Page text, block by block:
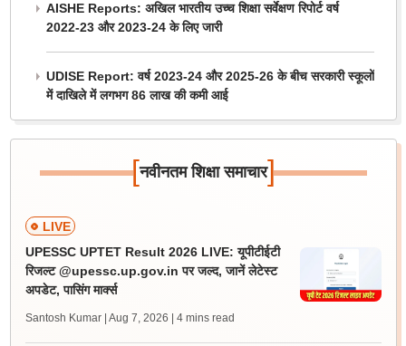
AISHE Reports: अखिल भारतीय उच्च शिक्षा सर्वेक्षण रिपोर्ट वर्ष
2022-23 और 2023-24 के लिए जारी
UDISE Report: वर्ष 2023-24 और 2025-26 के बीच सरकारी स्कूलों
में दाखिले में लगभग 86 लाख की कमी आई
[नवीनतम शिक्षा समाचार]
LIVE
UPESSC UPTET Result 2026 LIVE: यूपीटीईटी
रिजल्ट @upessc.up.gov.in पर जल्द, जानें लेटेस्ट
अपडेट, पासिंग मार्क्स
Santosh Kumar | Aug 7, 2026 | 4 mins read